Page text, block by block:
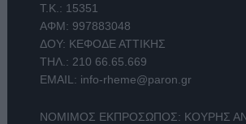
Τ.Κ.: 15351
ΑΦΜ: 997883048
ΔΟΥ: ΚΕΦΟΔΕ ΑΤΤΙΚΗΣ
ΤΗΛ.: 210 66.65.669
EMAIL: info-rheme@paron.gr
ΝΟΜΙΜΟΣ ΕΚΠΡΟΣΩΠΟΣ: ΚΟΥΡΗΣ